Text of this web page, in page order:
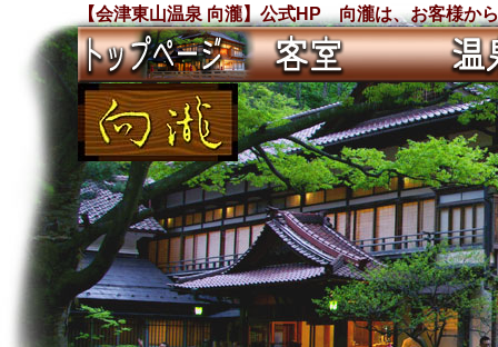
【会津東山温泉 向瀧】公式HP 向瀧は、お客様か